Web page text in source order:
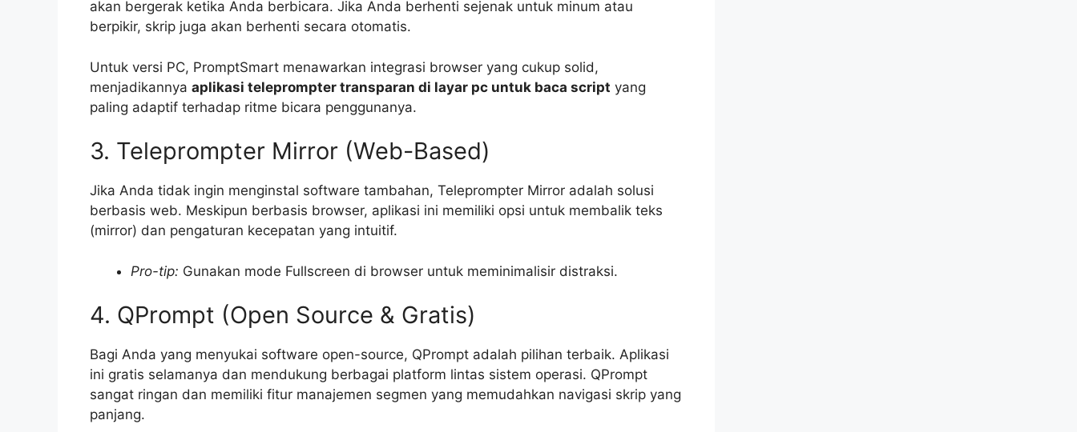
akan bergerak ketika Anda berbicara. Jika Anda berhenti sejenak untuk minum atau
berpikir, skrip juga akan berhenti secara otomatis.
Untuk versi PC, PromptSmart menawarkan integrasi browser yang cukup solid,
menjadikannya aplikasi teleprompter transparan di layar pc untuk baca script yang
paling adaptif terhadap ritme bicara penggunanya.
3. Teleprompter Mirror (Web-Based)
Jika Anda tidak ingin menginstal software tambahan, Teleprompter Mirror adalah solusi
berbasis web. Meskipun berbasis browser, aplikasi ini memiliki opsi untuk membalik teks
(mirror) dan pengaturan kecepatan yang intuitif.
Pro-tip: Gunakan mode Fullscreen di browser untuk meminimalisir distraksi.
4. QPrompt (Open Source & Gratis)
Bagi Anda yang menyukai software open-source, QPrompt adalah pilihan terbaik. Aplikasi
ini gratis selamanya dan mendukung berbagai platform lintas sistem operasi. QPrompt
sangat ringan dan memiliki fitur manajemen segmen yang memudahkan navigasi skrip yang
panjang.